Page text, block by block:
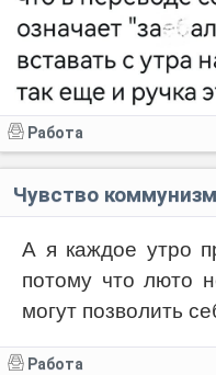
Работа
Чувство
А я каждое утро
потому что люто
могут позволить
Работа